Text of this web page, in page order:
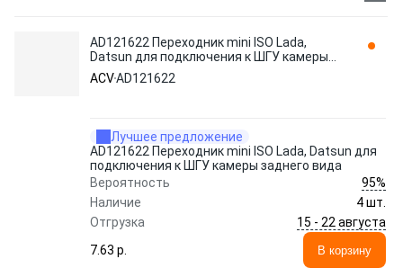
AD121622 Переходник mini ISO Lada,
Datsun для подключения к ШГУ камеры
заднего вида ACV
ACVAD121622
Лучшее предложение
AD121622 Переходник mini ISO Lada, Datsun для
подключения к ШГУ камеры заднего вида
Вероятность
95%
Наличие
4 шт.
Отгрузка
15 - 22 августа
7.63 p.
В корзину